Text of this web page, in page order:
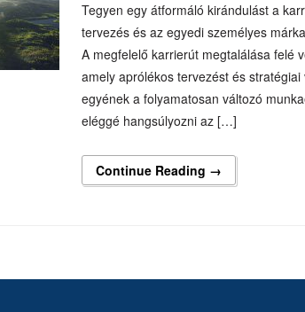
Tegyen egy átformáló kirándulást a
tervezés és az egyedi személyes
A megfelelő karrierút megtalálása felé
amely aprólékos tervezést és
egyének a folyamatosan változó
eléggé hangsúlyozni az […]
Continue Reading →